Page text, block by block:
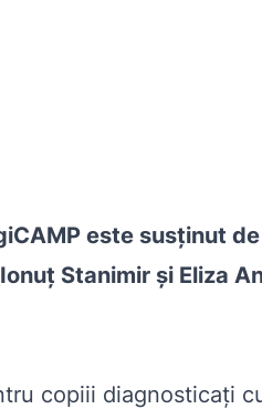
este susținut
Stanimir și Eliza
copiii diagnosticați